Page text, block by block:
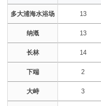
多大浦海水浴场 13
纳漑 13
长林 14
下端 2
大峙 3